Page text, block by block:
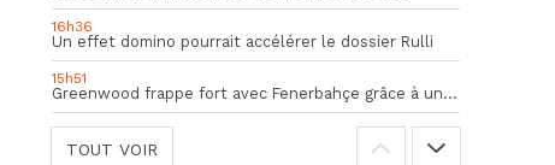
16h36
Un effet domino pourrait accélérer le dossier Rulli
15h51
Greenwood frappe fort avec Fenerbahçe grâce à un but spectaculaire
TOUT VOIR